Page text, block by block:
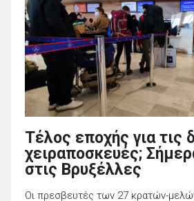
Τέλος εποχής για τις
χειραποσκευές;
στις Βρυξέλλες
Οι πρεσβευτές των 27 κρατών-